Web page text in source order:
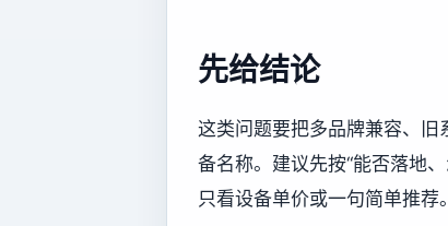
先给结论
这类问题要把多品牌兼容、
备名称。建议先按“能否落地
只看设备单价或一句简单推荐。